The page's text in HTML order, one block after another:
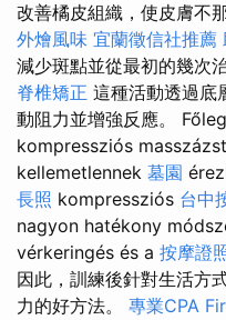
改善橘皮組織，使皮膚不
外燴風味 宜蘭徵信社推薦
減少斑點並從最初的幾次
脊椎矯正 這種活動透過底
動阻力並增強反應。
kompressziós masszázst
kellemetlennek 墓園
長照 kompressziós 台中
nagyon hatékony
vérkeringés és a 按摩證
因此，訓練後針對生活方
力的好方法。 專業CPA